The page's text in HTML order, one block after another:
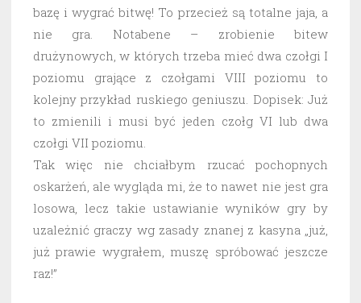
bazę i wygrać bitwę! To przecież są totalne jaja, a
nie gra. Notabene – zrobienie bitew
drużynowych, w których trzeba mieć dwa czołgi I
poziomu grające z czołgami VIII poziomu to
kolejny przykład ruskiego geniuszu. Dopisek: Już
to zmienili i musi być jeden czołg VI lub dwa
czołgi VII poziomu.
Tak więc nie chciałbym rzucać pochopnych
oskarżeń, ale wygląda mi, że to nawet nie jest gra
losowa, lecz takie ustawianie wyników gry by
uzależnić graczy wg zasady znanej z kasyna „już,
już prawie wygrałem, muszę spróbować jeszcze
raz!”